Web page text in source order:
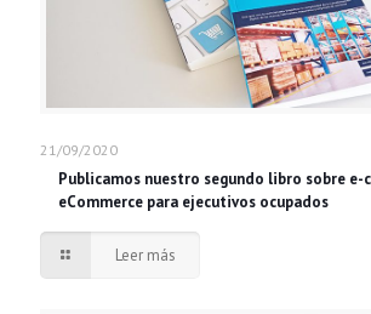
21/09/2020
Publicamos nuestro segundo libro sobre e-
eCommerce para ejecutivos ocupados
Leer más